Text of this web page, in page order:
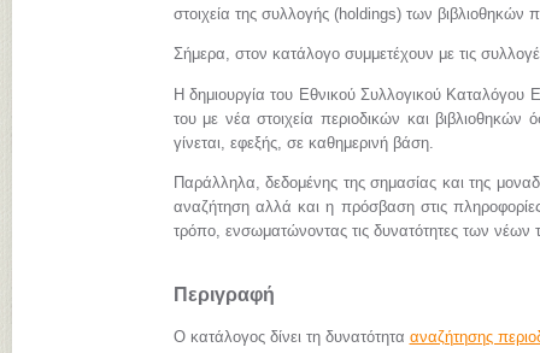
στοιχεία της συλλογής (holdings) των βιβλιοθηκών
Σήμερα, στον κατάλογο συμμετέχουν με τις
Η δημιουργία του Εθνικού Συλλογικού Καταλόγου
του με νέα στοιχεία περιοδικών και
γίνεται, εφεξής, σε καθημερινή βάση.
Παράλληλα, δεδομένης της σημασίας και της
αναζήτηση αλλά και η πρόσβαση στις
τρόπο, ενσωματώνοντας τις δυνατότητες των νέων
Περιγραφή
Ο κατάλογος δίνει τη δυνατότητα αναζήτησης